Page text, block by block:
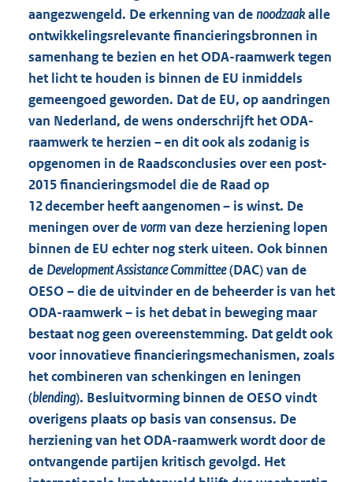
aangezwengeld. De erkenning van denoodzaakalle
ontwikkelingsrelevante financieringsbronnen in
samenhang te bezien en het ODA-raamwerk tegen
het licht te houden is binnen de EU inmiddels
gemeengoed geworden. Dat de EU, op aandringen
van Nederland, de wens onderschrijft het ODA-
raamwerk te herzien – en dit ook als zodanig is
opgenomen in de Raadsconclusies over een post-
2015 financieringsmodel die de Raad op
12 december heeft aangenomen – is winst. De
meningen over devormvan deze herziening lopen
binnen de EU echter nog sterk uiteen. Ook binnen
de Development Assistance Committee(DAC) van de
OESO – die de uitvinder en de beheerder is van het
ODA-raamwerk – is het debat in beweging maar
bestaat nog geen overeenstemming. Dat geldt ook
voor innovatieve financieringsmechanismen, zoals
het combineren van schenkingen en leningen
(blending). Besluitvorming binnen de OESO vindt
overigens plaats op basis van consensus. De
herziening van het ODA-raamwerk wordt door de
ontvangende partijen kritisch gevolgd. Het